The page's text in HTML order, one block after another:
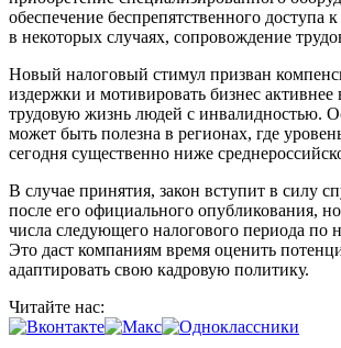
обеспечение беспрепятственного доступа
в некоторых случаях, сопровождение
Новый налоговый стимул призван
издержки и мотивировать бизнес активнее
трудовую жизнь людей с инвалидностью.
может быть полезна в регионах, где
сегодня существенно ниже
В случае принятия, закон вступит в силу
после его официального опубликования,
числа следующего налогового периода по
Это даст компаниям время оценить
адаптировать свою кадровую политику.
Читайте нас: